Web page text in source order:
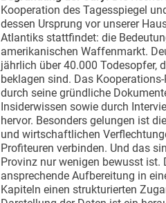
Kooperation des Tagesspiegel
dessen Ursprung vor unserer
Atlantiks stattfindet: die
amerikanischen Waffenmarkt.
jährlich über 40.000 Todesopfer,
beklagen sind. Das
durch seine gründliche
Insiderwissen sowie durch
hervor. Besonders gelungen ist
und wirtschaftlichen
Profiteuren verbinden. Und das
Provinz nur wenigen bewusst ist.
ansprechende Aufbereitung in
Kapiteln einen strukturierten